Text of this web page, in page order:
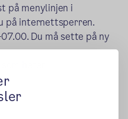
på menylinjen i
på internettsperren.
Du må sette på ny